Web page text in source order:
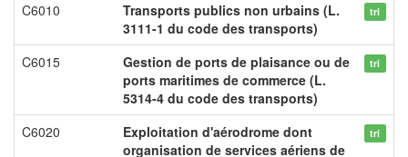
C6010
Transports publics non urbains (L.
3111-1 du code des transports)
tri
C6015
Gestion de ports de plaisance ou de
ports maritimes de commerce (L.
5314-4 du code des transports)
tri
C6020
Exploitation d'aérodrome dont
organisation de services aériens de
tri